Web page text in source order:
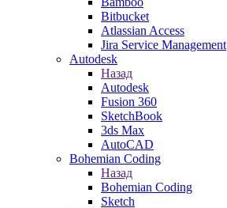
Bitbucket
Atlassian Access
Jira Service Management
Autodesk
Назад
Autodesk
Fusion 360
SketchBook
3ds Max
AutoCAD
Bohemian Coding
Назад
Bohemian Coding
Sketch